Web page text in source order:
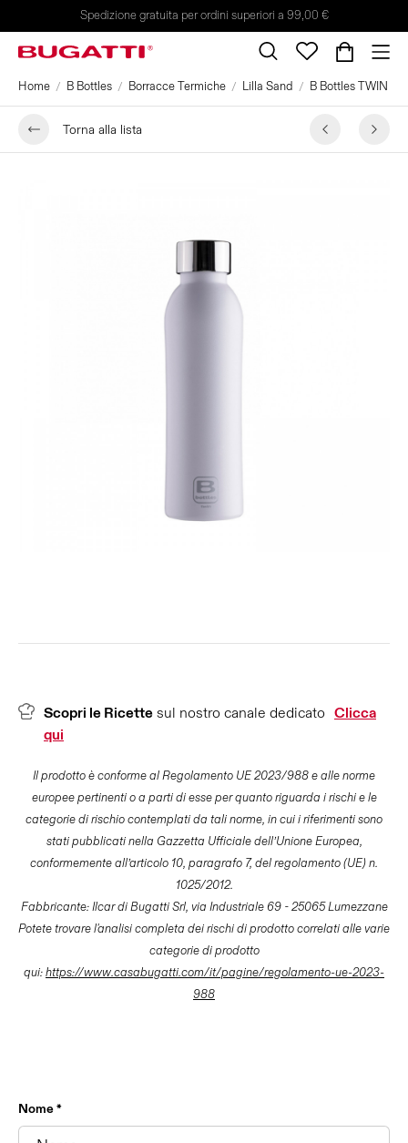
Spedizione gratuita per ordini superiori a 99,00 €
Home B Bottles Borracce Termiche Lilla Sand B Bottles TWIN
Torna alla lista
Scopri le Ricette sul nostro canale dedicato Clicca
qui
Il prodotto è conforme al Regolamento UE 2023/988 e alle norme
europee pertinenti o a parti di esse per quanto riguarda i rischi e le
categorie di rischio contemplati da tali norme, in cui i riferimenti sono
stati pubblicati nella Gazzetta Ufficiale dell’Unione Europea,
conformemente all’articolo 10, paragrafo 7, del regolamento (UE) n.
1025/2012.
Fabbricante: Ilcar di Bugatti Srl, via Industriale 69 - 25065 Lumezzane
Potete trovare l'analisi completa dei rischi di prodotto correlati alle varie
categorie di prodotto
qui:https://www.casabugatti.com/it/pagine/regolamento-ue-2023-
988
Nome *